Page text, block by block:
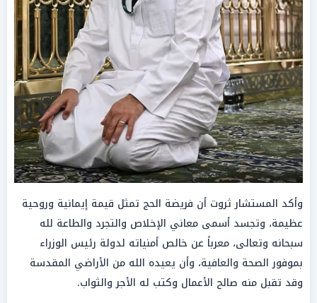
وأكد المستشار ثروت أن فريضة الحج تمثل قيمة إيمانية وروحية
عظيمة، وتجسد أسمى معاني الإخلاص والتجرد والطاعة لله
سبحانه وتعالى، معرباً عن خالص أمنياته لدولة رئيس الوزراء
بموفور الصحة والعافية، وأن يعيده الله من الأراضي المقدسة
وقد تقبل منه صالح الأعمال وكتب له الأجر والثواب.